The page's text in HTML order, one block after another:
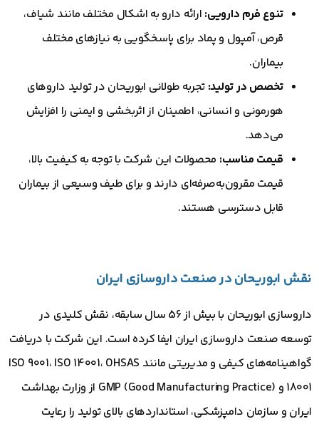
تنوع فرم دارویی: ارائه دارو به اشکال مختلف مانند شیاف،
قرص، آمپول و پماد برای پاسخگویی به نیازهای مختلف
بیماران.
تخصص در تولید: تجربه طولانی ابوریحان در تولید داروهای
هورمونی و انسانی، اطمینان از اثربخشی و ایمنی را افزایش
می‌دهد.
قیمت مناسب: محصولات این شرکت با توجه به کیفیت بالا،
قیمت مقرون‌به‌صرفه‌ای دارند و برای طیف وسیعی از بیماران
قابل دسترسی هستند.
نقش ابوریحان در صنعت داروسازی ایران
داروسازی ابوریحان با بیش از 56 سال سابقه، نقش کلیدی در
توسعه صنعت داروسازی ایران ایفا کرده است. این شرکت با دریافت
گواهینامه‌های کیفی و مدیریتی مانند ISO 9001، ISO 14001، OHSAS
18001 و GMP (Good Manufacturing Practice) از وزارت بهداشت
ایران و سازمان دامپزشکی، استانداردهای بالای تولید را رعایت